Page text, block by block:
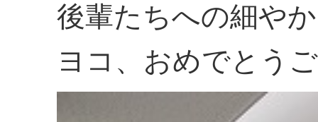
後輩たちへの細や
ヨコ、おめでとう